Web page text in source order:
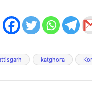
katghora